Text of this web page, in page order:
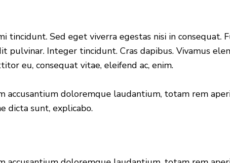
tincidunt. Sed eget viverra egestas nisi in consequat.
pulvinar. Integer tincidunt. Cras dapibus. Vivamus
eu, consequat vitae, eleifend ac, enim.
doloremque laudantium, totam rem
dicta sunt, explicabo.